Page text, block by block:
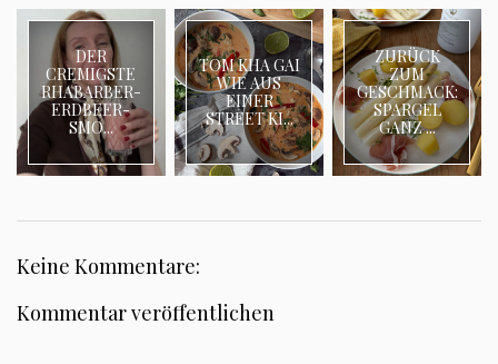
DER
CREMIGSTE
RHABARBER-
ERDBEER-
SMO...
TOM KHA GAI
WIE AUS
EINER
STREET KI...
ZURÜCK
ZUM
GESCHMACK:
SPARGEL
GANZ ...
Keine Kommentare:
Kommentar veröffentlichen